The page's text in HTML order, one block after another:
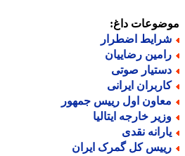
داغ:
اضطرار
رضاییان
صوتی
ایرانی
اول رییس جمهور
خارجه ایتالیا
نقدی
کل گمرک ایران